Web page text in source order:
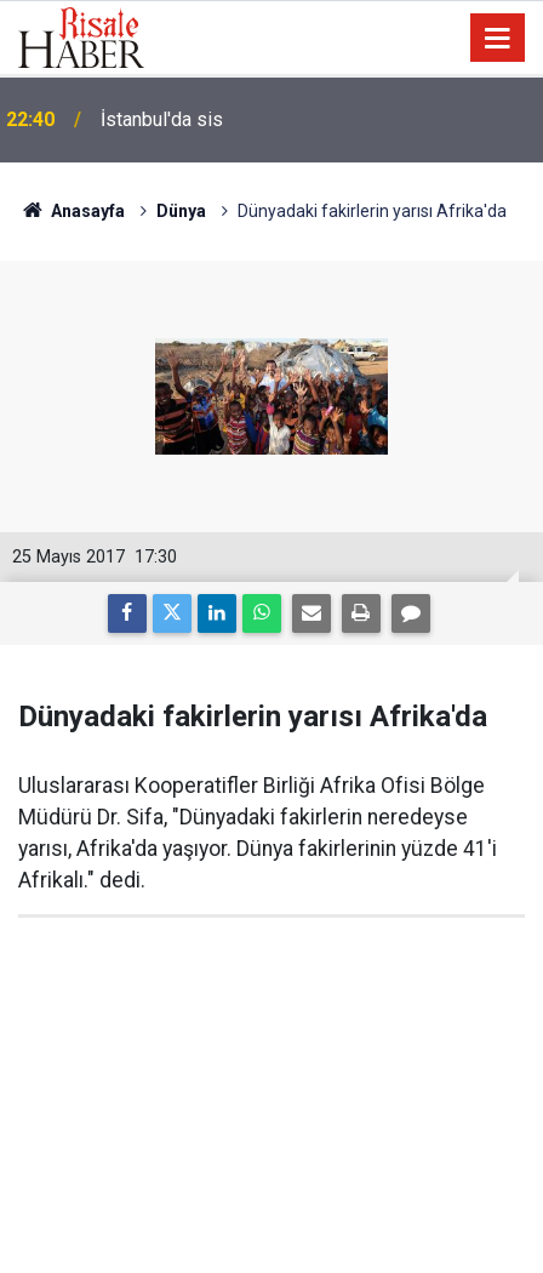
21:18
Biyoloji profesörünün parmağının ucunda niçin göz
yok?
Anasayfa Dünya Dünyadaki fakirlerin yarısı Afrika'da
17:30
25 Mayıs 2017
Dünyadaki fakirlerin yarısı Afrika'da
Uluslararası Kooperatifler Birliği Afrika Ofisi Bölge
Müdürü Dr. Sifa, "Dünyadaki fakirlerin neredeyse
yarısı, Afrika'da yaşıyor. Dünya fakirlerinin yüzde 41'i
Afrikalı." dedi.